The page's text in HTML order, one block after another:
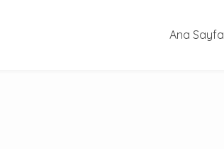
Ana Sayfa